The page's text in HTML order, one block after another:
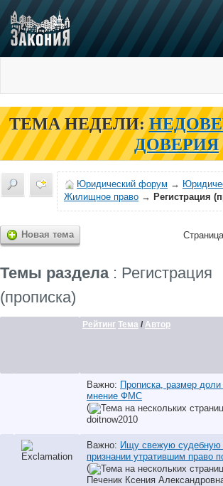
ТЕМА НЕДЕЛИ:
ДОВЕРИЯ
Юридический форум →
Жилищное право → Регистрация
Новая тема
Темы раздела: Регистрация
(прописка)
Рейтинг Тема / Автор
Важно: Прописка, размер доли
мнение ФМС
(
doitnow2010
Важно: Ищу свежую судебную
признании утратившим право
(
Печеник Ксения